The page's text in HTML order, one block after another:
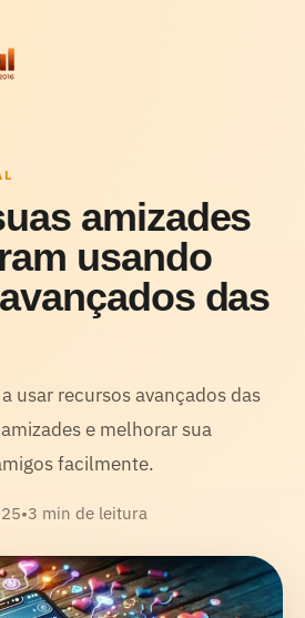
amizades
usando
das
usar recursos avançados das
e melhorar sua
facilmente.
•3 min de leitura